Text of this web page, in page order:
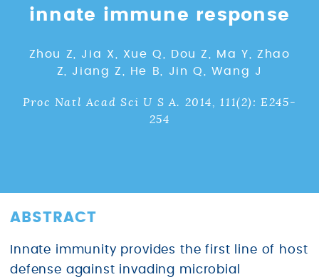
innate immune response
Zhou Z, Jia X, Xue Q, Dou Z, Ma Y, Zhao
Z, Jiang Z, He B, Jin Q, Wang J
Proc Natl Acad Sci U S A. 2014, 111(2): E245-
254
ABSTRACT
Innate immunity provides the first line of host
defense against invading microbial